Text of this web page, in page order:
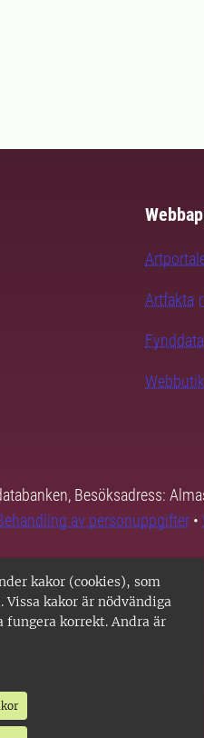
kakor (cookies), som
Vissa kakor är nödvändiga
fungera korrekt. Andra är
Artfakta
Fynddata
Webbutik
Besöksadress:
av personuppgifter •